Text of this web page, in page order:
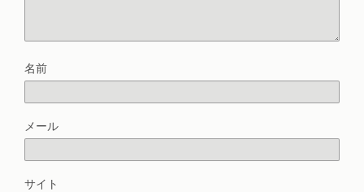
名前
メール
サイト